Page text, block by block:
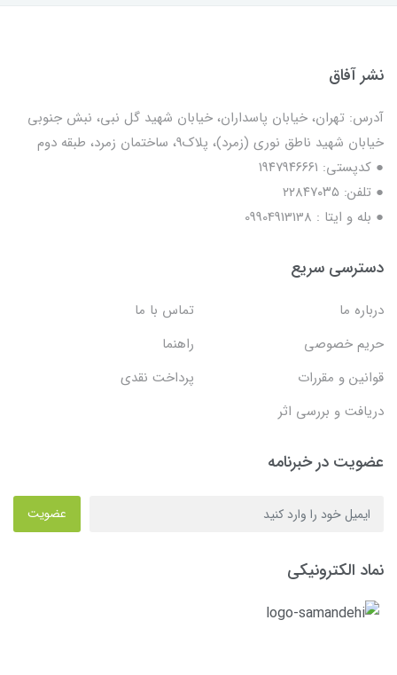
نشر آفاق
آدرس: تهران، خیابان پاسداران، خیابان شهید گل نبی، نبش جنوبی
خیابان شهید ناطق نوری (زمرد)، پلاک9، ساختمان زمرد، طبقه دوم
● کدپستی: ۱۹۴۷۹۴۶۶۶۱
● تلفن: ٢٢٨۴٧۰۳۵
● بله و ایتا : 09904913138
دسترسی سریع
درباره ما
تماس با ما
حریم خصوصی
راهنما
قوانین و مقررات
پرداخت نقدی
دریافت و بررسی اثر
عضویت در خبرنامه
عضویت
نماد الکترونیکی